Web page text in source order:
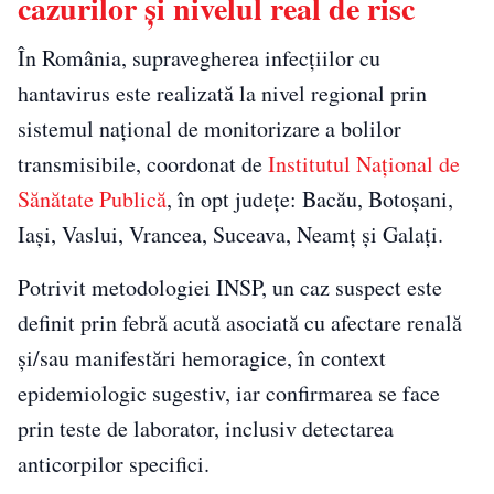
În România, supravegherea infecțiilor cu
hantavirus este realizată la nivel regional prin
sistemul național de monitorizare a bolilor
transmisibile, coordonat deInstitutul Național de
Sănătate Publică, în opt județe: Bacău, Botoșani,
Iași, Vaslui, Vrancea, Suceava, Neamț și Galați.
Potrivit metodologiei INSP, un caz suspect este
definit prin febră acută asociată cu afectare renală
și/sau manifestări hemoragice, în context
epidemiologic sugestiv, iar confirmarea se face
prin teste de laborator, inclusiv detectarea
anticorpilor specifici.